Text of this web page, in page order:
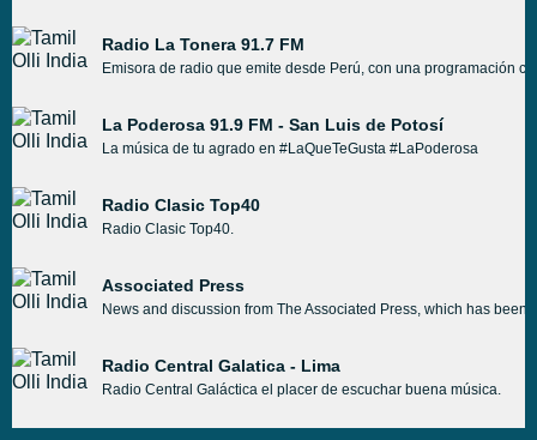
Radio La Tonera 91.7 FM
Emisora de radio que emite desde Perú, con una programación
La Poderosa 91.9 FM - San Luis de Potosí
La música de tu agrado en #LaQueTeGusta #LaPoderosa
Radio Clasic Top40
Radio Clasic Top40.
Associated Press
News and discussion from The Associated Press, which has been
Radio Central Galatica - Lima
Radio Central Galáctica el placer de escuchar buena música.